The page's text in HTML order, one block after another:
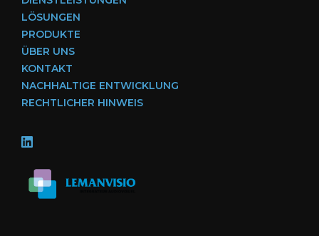
LÖSUNGEN
PRODUKTE
ÜBER UNS
KONTAKT
NACHHALTIGE ENTWICKLUNG
RECHTLICHER HINWEIS